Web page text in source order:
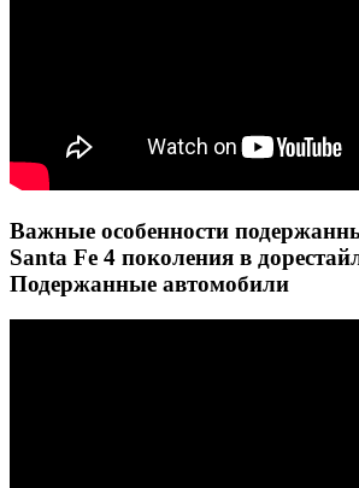
Важные особенности
Santa Fe 4 поколения в
Подержанные автомобили